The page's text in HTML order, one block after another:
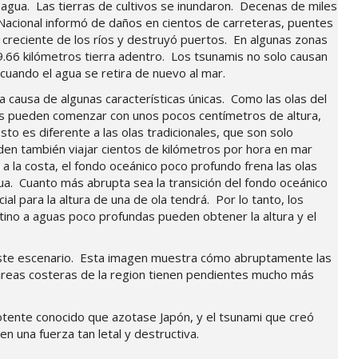
Las tierras de cultivos se inundaron. Decenas de miles
informó de daños en cientos de carreteras, puentes
de los ríos y destruyó puertos. En algunas zonas
kilómetros tierra adentro. Los tsunamis no solo causan
el agua se retira de nuevo al mar.
de algunas características únicas. Como las olas del
pueden comenzar con unos pocos centímetros de altura,
es diferente a las olas tradicionales, que son solo
también viajar cientos de kilómetros por hora en mar
la costa, el fondo oceánico poco profundo frena las olas
Cuanto más abrupta sea la transición del fondo oceánico
para la altura de una de ola tendrá. Por lo tanto, los
a aguas poco profundas pueden obtener la altura y el
escenario. Esta imagen muestra cómo abruptamente las
costeras de la region tienen pendientes mucho más
conocido que azotase Japón, y el tsunami que creó
una fuerza tan letal y destructiva.